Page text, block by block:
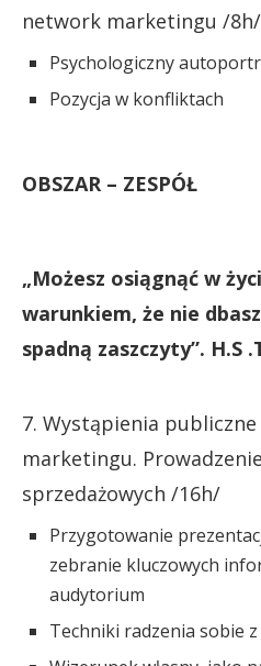
network marketingu /8h/
Psychologiczny
Pozycja w konfliktach
OBSZAR – ZESPÓŁ
„Możesz osiągnąć w
warunkiem, że nie
spadną zaszczyty”. H.S
7. Wystąpienia
marketingu.
sprzedażowych /16h/
Przygotowanie
zebranie kluczowych
audytorium
Techniki radzenia sobie